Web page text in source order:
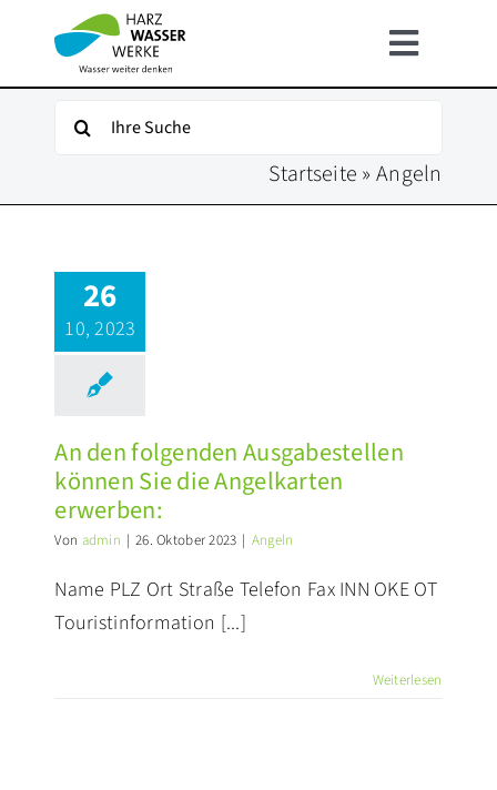
springen
Toggle
FÜR KUNDEN
INFOSERVICE
KARRIERE
PRESSE
Suche
Startseite » Angeln
26
10, 2023
An den folgenden Ausgabestellen
können Sie die Angelkarten
erwerben:
Von admin | 26. Oktober 2023 | Angeln
Name PLZ Ort Straße Telefon Fax INN OKE OT
Touristinformation [...]
Weiterlesen